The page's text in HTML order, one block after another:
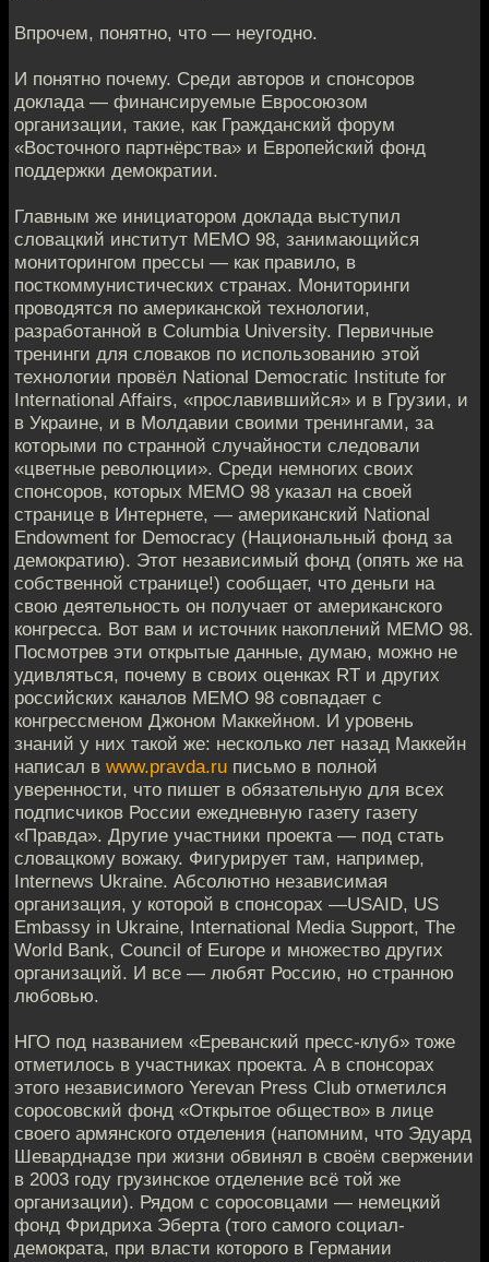
Впрочем, понятно, что — неугодно.
И понятно почему. Среди авторов и спонсоров
доклада — финансируемые Евросоюзом
организации, такие, как Гражданский форум
«Восточного партнёрства» и Европейский фонд
поддержки демократии.
Главным же инициатором доклада выступил
словацкий институт MEMO 98, занимающийся
мониторингом прессы — как правило, в
посткоммунистических странах. Мониторинги
проводятся по американской технологии,
разработанной в Columbia University. Первичные
тренинги для словаков по использованию этой
технологии провёл National Democratic Institute for
International Affairs, «прославившийся» и в Грузии, и
в Украине, и в Молдавии своими тренингами, за
которыми по странной случайности следовали
«цветные революции». Среди немногих своих
спонсоров, которых MEMO 98 указал на своей
странице в Интернете, — американский National
Endowment for Democracy (Национальный фонд за
демократию). Этот независимый фонд (опять же на
собственной странице!) сообщает, что деньги на
свою деятельность он получает от американского
конгресса. Вот вам и источник накоплений MEMO 98.
Посмотрев эти открытые данные, думаю, можно не
удивляться, почему в своих оценках RT и других
российских каналов MEMO 98 совпадает с
конгрессменом Джоном Маккейном. И уровень
знаний у них такой же: несколько лет назад Маккейн
написал в www.pravda.ru письмо в полной
уверенности, что пишет в обязательную для всех
подписчиков России ежедневную газету газету
«Правда». Другие участники проекта — под стать
словацкому вожаку. Фигурирует там, например,
Internews Ukraine. Абсолютно независимая
организация, у которой в спонсорах —USAID, US
Embassy in Ukraine, International Media Support, The
World Bank, Council of Europe и множество других
организаций. И все — любят Россию, но странною
любовью.
НГО под названием «Ереванский пресс-клуб» тоже
отметилось в участниках проекта. А в спонсорах
этого независимого Yerevan Press Club отметился
соросовский фонд «Открытое общество» в лице
своего армянского отделения (напомним, что Эдуард
Шеварднадзе при жизни обвинял в своём свержении
в 2003 году грузинское отделение всё той же
организации). Рядом с соросовцами — немецкий
фонд Фридриха Эберта (того самого социал-
демократа, при власти которого в Германии